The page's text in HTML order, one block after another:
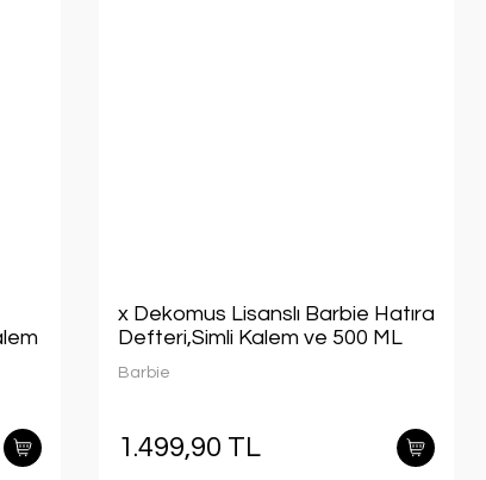
x Dekomus Lisanslı Barbie Hatıra
Defteri,Simli Kalem ve 500 ML
Matara Seti
Barbie
1.499,90 TL